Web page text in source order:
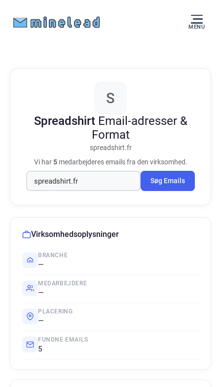
MENU
S
Spreadshirt Email-adresser &
Format
spreadshirt.fr
Vi har5medarbejderes emails fra den virksomhed.
Søg Emails
Virksomhedsoplysninger
BRANCHE
—
MEDARBEJDERE
—
PLACERING
—
FUNDNE EMAILS
5